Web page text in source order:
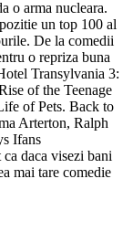
o arma nucleara.
un top 100 al
De la comedii
o repriza buna
Transylvania 3:
of the Teenage
of Pets. Back to
Arterton, Ralph
Ifans
daca visezi bani
mai tare comedie